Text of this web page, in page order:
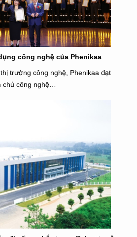
công nghệ của Phenikaa
trường công nghệ, Phenikaa đạt
công nghệ…